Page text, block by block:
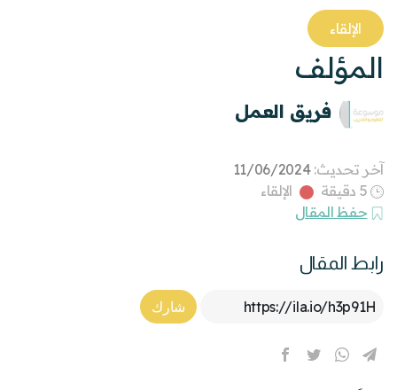
الإلقاء
المؤلف
فريق العمل
آخر تحديث:11/06/2024
5 دقيقة
الإلقاء
حفظ المقال
رابط المقال
Article Link
شارك